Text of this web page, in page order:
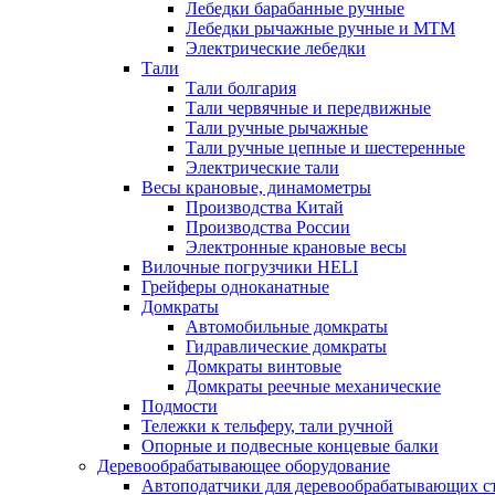
Лебедки барабанные ручные
Лебедки рычажные ручные и МТМ
Электрические лебедки
Тали
Тали болгария
Тали червячные и передвижные
Тали ручные рычажные
Тали ручные цепные и шестеренные
Электрические тали
Весы крановые, динамометры
Производства Китай
Производства России
Электронные крановые весы
Вилочные погрузчики HELI
Грейферы одноканатные
Домкраты
Автомобильные домкраты
Гидравлические домкраты
Домкраты винтовые
Домкраты реечные механические
Подмости
Тележки к тельферу, тали ручной
Опорные и подвесные концевые балки
Деревообрабатывающее оборудование
Автоподатчики для деревообрабатывающих